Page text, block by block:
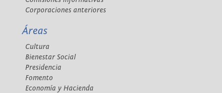
Corporaciones anteriores
Áreas
Cultura
Bienestar Social
Presidencia
Fomento
Economía y Hacienda